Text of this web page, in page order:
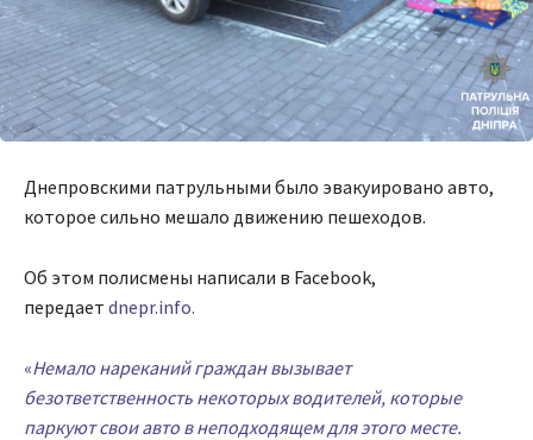
Днепровскими патрульными было эвакуировано авто,
которое сильно мешало движению пешеходов.
Об этом полисмены написали в Facebook,
передает dnepr.info.
«Немало нареканий граждан вызывает
безответственность некоторых водителей, которые
паркуют свои авто в неподходящем для этого месте.